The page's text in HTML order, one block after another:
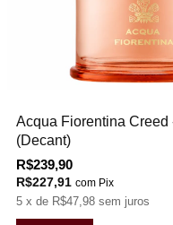
Acqua Fiorentina Creed
(Decant)
R$239,90
R$227,91 com Pix
5 x de R$47,98 sem juros